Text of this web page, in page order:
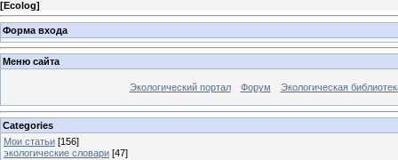
[Ecolog]
Форма входа
Меню сайта
Экологический портал Форум Экологическая
Categories
Мои статьи [156]
экологические словари [47]